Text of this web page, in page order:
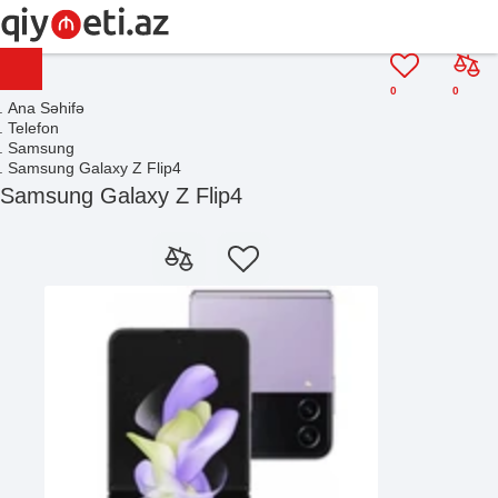
0
0
Ana Səhifə
Telefon
Samsung
Samsung Galaxy Z Flip4
Samsung Galaxy Z Flip4